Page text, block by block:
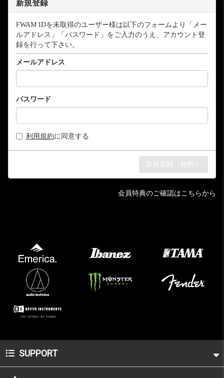
新規登録
FWAM IDを未取得のユーザー様は以下のフォームより「メー
ルアドレス」「パスワード」をご入力のうえ、アカウント登
録を行って下さい。
メールアドレス
パスワード
利用規約に同意する
会員特典のご確認はこちらから
SUPPORT